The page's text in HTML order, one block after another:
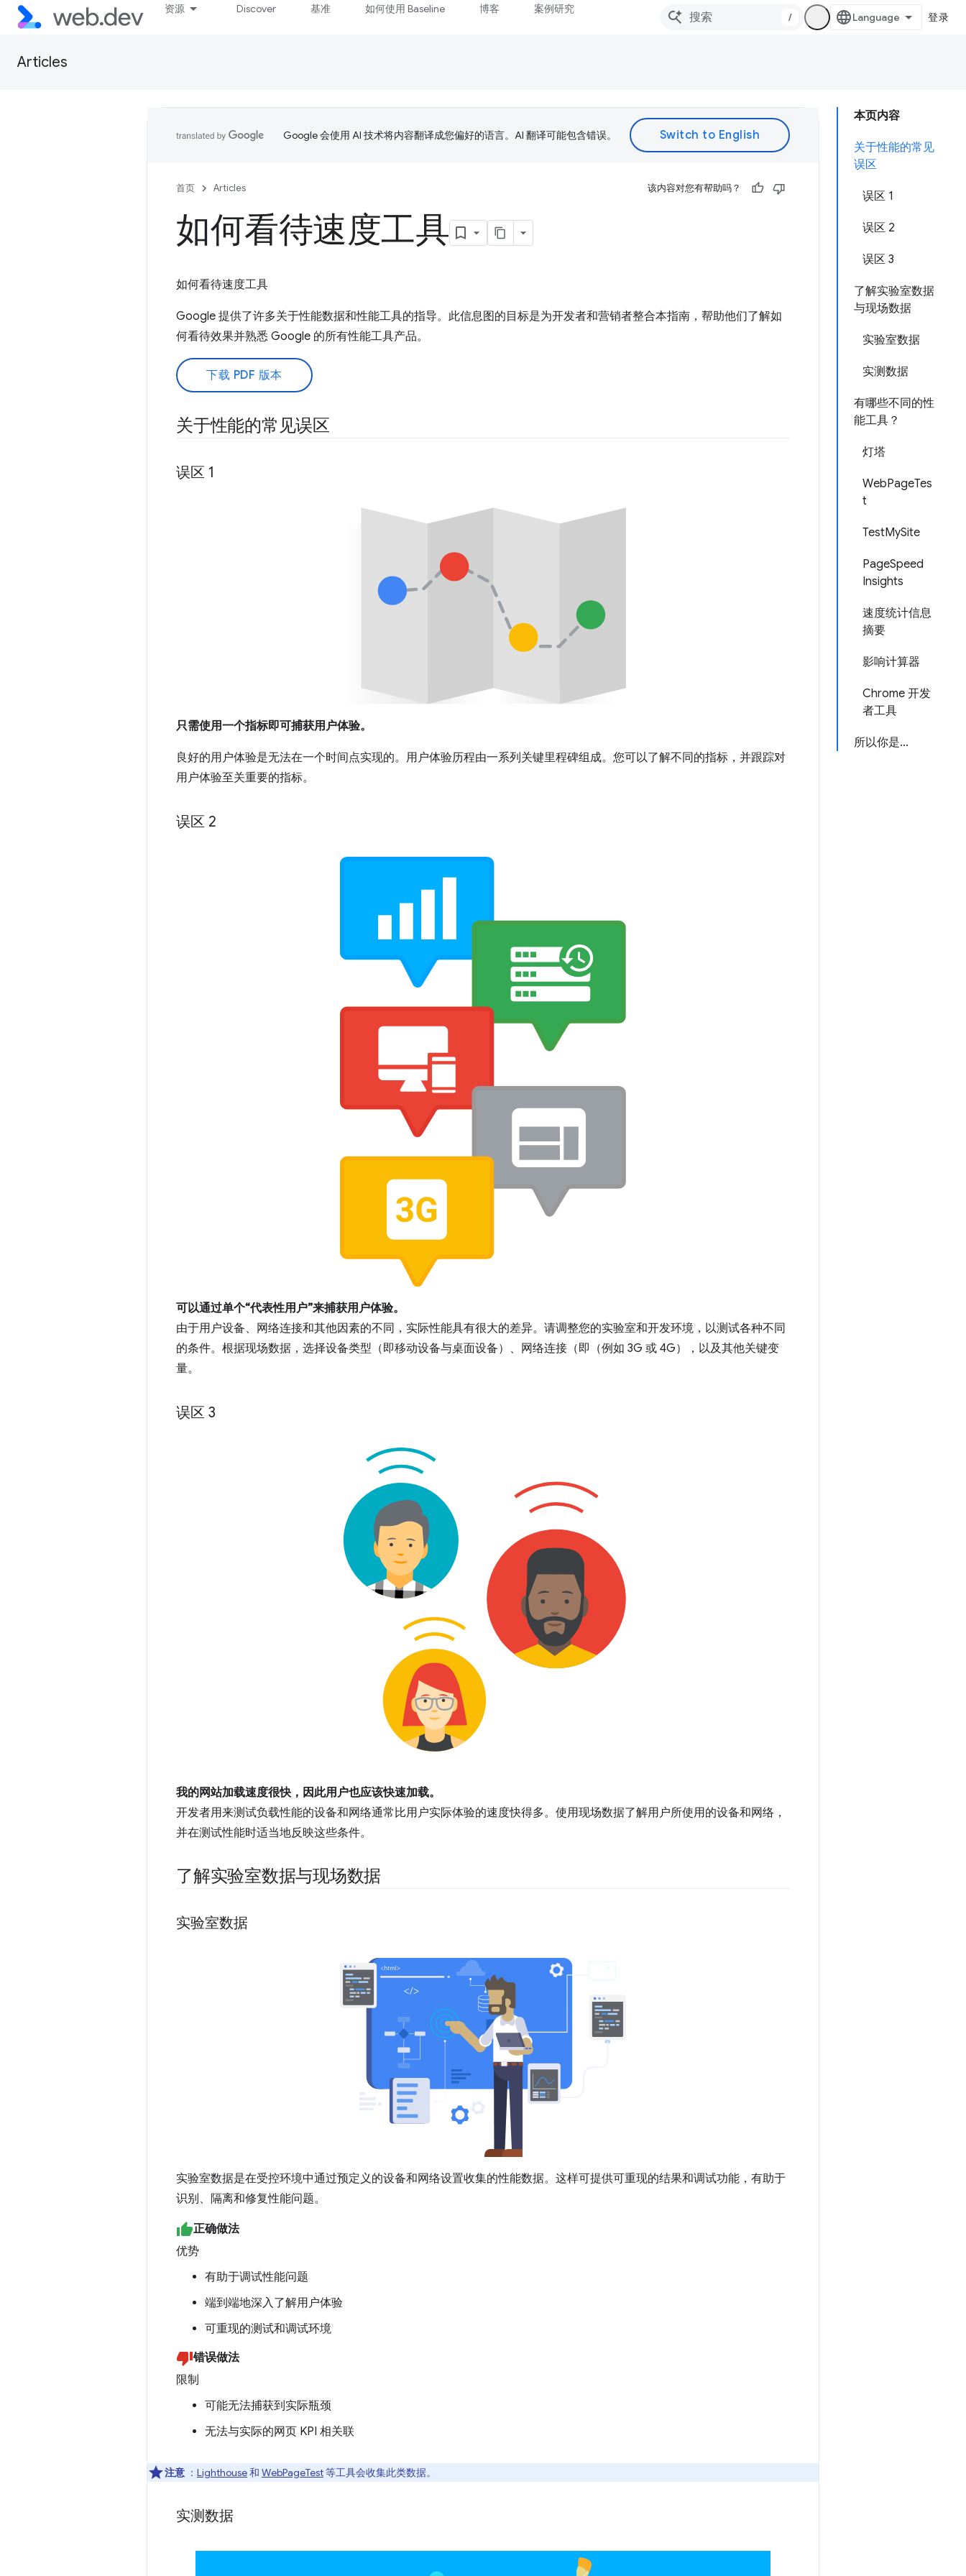
资源 Discover 基准 如何使用 Baseline 博客 案例研究
/ 登录
Articles
本页内容
关于性能的常见
误区
误区 1
误区 2
误区 3
了解实验室数据
与现场数据
实验室数据
实测数据
有哪些不同的性
能工具？
灯塔
WebPageTes
t
TestMySite
PageSpeed
Insights
速度统计信息
摘要
影响计算器
Chrome 开发
者工具
所以你是...
Google 会使用 AI 技术将内容翻译成您偏好的语言。AI 翻译可能包含错误。
首页 Articles 该内容对您有帮助吗？
如何看待速度工具
如何看待速度工具
Google 提供了许多关于性能数据和性能工具的指导。此信息图的目标是为开发者和营销者整合本指南，帮助他们了解如
何看待效果并熟悉 Google 的所有性能工具产品。
下载 PDF 版本
关于性能的常见误区
误区 1
只需使用一个指标即可捕获用户体验。
良好的用户体验是无法在一个时间点实现的。用户体验历程由一系列关键里程碑组成。您可以了解不同的指标，并跟踪对
用户体验至关重要的指标。
误区 2
可以通过单个“代表性用户”来捕获用户体验。
由于用户设备、网络连接和其他因素的不同，实际性能具有很大的差异。请调整您的实验室和开发环境，以测试各种不同
的条件。根据现场数据，选择设备类型（即移动设备与桌面设备）、网络连接（即（例如 3G 或 4G），以及其他关键变
量。
误区 3
我的网站加载速度很快，因此用户也应该快速加载。
开发者用来测试负载性能的设备和网络通常比用户实际体验的速度快得多。使用现场数据了解用户所使用的设备和网络，
并在测试性能时适当地反映这些条件。
了解实验室数据与现场数据
实验室数据
实验室数据是在受控环境中通过预定义的设备和网络设置收集的性能数据。这样可提供可重现的结果和调试功能，有助于
识别、隔离和修复性能问题。
正确做法
优势
有助于调试性能问题
端到端地深入了解用户体验
可重现的测试和调试环境
错误做法
限制
可能无法捕获到实际瓶颈
无法与实际的网页 KPI 相关联
注意 ： Lighthouse和 WebPageTest等工具会收集此类数据。
实测数据